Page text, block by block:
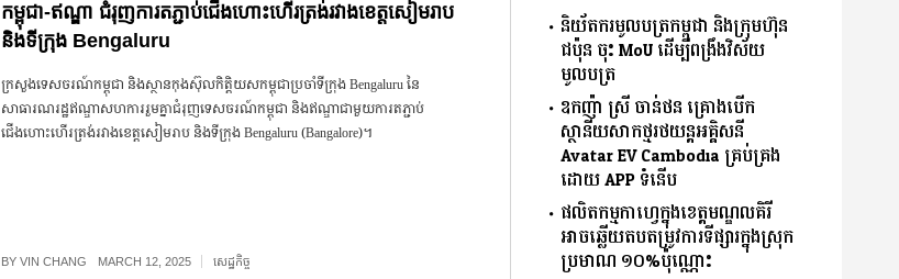
កម្ពុជា-ឥណ្ឌា ជំរុញការតភ្ជាប់ជើងហោះហើរត្រង់រវាងខេត្តសៀមរាប
និងទីក្រុង Bengaluru
ក្រសួងទេសចរណ៍កម្ពុជា និងស្ថានកុងស៊ុលកិត្តិយសកម្ពុជាប្រចាំទីក្រុង Bengaluru នៃ
សាធារណរដ្ឋឥណ្ឌាសហការរួមគ្នាជំរុញទេសចរណ៍កម្ពុជា និងឥណ្ឌាជាមួយការតភ្ជាប់
ជើងហោះហើរត្រង់រវាងខេត្តសៀមរាប និងទីក្រុង Bengaluru (Bangalore)។
BYVIN CHANG MARCH 12, 2025 សេដ្ឋកិច្ច
និយ័តករមូលបត្រកម្ពុជា និងក្រុមហ៊ុន
ជប៉ុន ចុះ MoU ដើម្បីពង្រឹងវិស័យ
មូលបត្រ
ឧកញ៉ា ស្រី ចាន់ថន គ្រោងបើក
ស្ថានីយសាកថ្មរថយន្តអគ្គិសនី
Avatar EV Cambodia គ្រប់គ្រង
ដោយ APP ទំនើប
ផលិតកម្មកាហ្វេក្នុងខេត្តមណ្ឌលគិរី
អាចឆ្លើយតបតម្រូវការទីផ្សារក្នុងស្រុក
ប្រមាណ ១០%ប៉ុណ្ណោះ